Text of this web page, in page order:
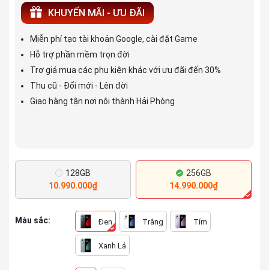
KHUYẾN MÃI - ƯU ĐÃI
Miễn phí tạo tài khoản Google, cài đặt Game
Hỗ trợ phần mềm trọn đời
Trợ giá mua các phụ kiện khác với ưu đãi đến 30%
Thu cũ - Đổi mới - Lên đời
Giao hàng tận nơi nội thành Hải Phòng
128GB
10.990.000₫
256GB
14.990.000₫
Màu sắc: Đen Trắng Tím
Xanh Lá